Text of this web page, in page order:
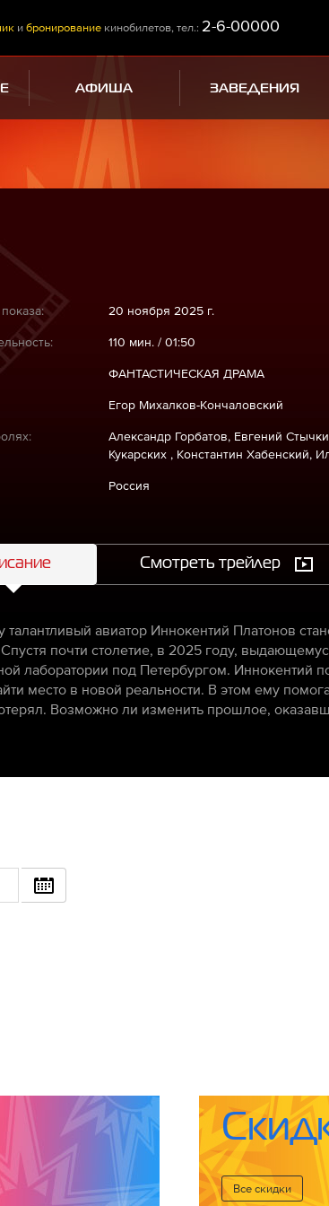
и бронирование кинобилетов, тел.: 2-6-00000
АФИША ЗАВЕДЕНИЯ
20 ноября 2025 г.
110 мин. / 01:50
ФАНТАСТИЧЕСКАЯ ДРАМА
Егор Михалков-Кончаловский
Александр Горбатов, Евгений
Кукарских , Константин Хабенский,
Россия
Смотреть трейлер
талантливый авиатор Иннокентий Платонов
почти столетие, в 2025 году,
лаборатории под Петербургом. Иннокентий
место в новой реальности. В этом ему
Возможно ли изменить прошлое,
Все cкидки